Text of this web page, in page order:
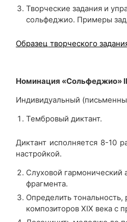
Творческие задания и
сольфеджио. Примеры
Образец творческого
Номинация «Сольфеджио»
Индивидуальный
Тембровый диктант.
Диктант исполняется 8-10
настройкой.
Слуховой гармонический
фрагмента.
Определить тональность,
композиторов XIX века с